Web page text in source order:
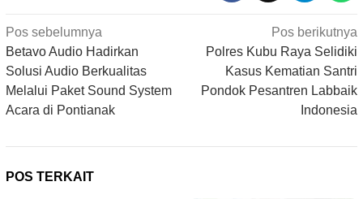
Navigasi
pos
Pos sebelumnya
Betavo Audio Hadirkan
Solusi Audio Berkualitas
Melalui Paket Sound System
Acara di Pontianak
Pos berikutnya
Polres Kubu Raya Selidiki
Kasus Kematian Santri
Pondok Pesantren Labbaik
Indonesia
POS TERKAIT